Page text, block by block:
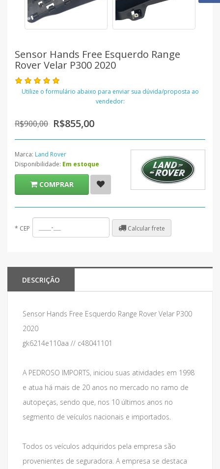
Sensor Hands Free Esquerdo Range
Rover Velar P300 2020
Utilize o formulário abaixo para enviar sua dúvida/proposta ao
vendedor:
R$900,00 R$855,00
Marca: Land Rover
Disponibilidade: Em estoque
COMPRAR
* CEP Calcular frete
DESCRIÇÃO
Sensor Hands Free Esquerdo Range Rover Velar P300
2020
gk6214e110aa // c48041101
A PEDROSO IMPORTS, iniciou suas atividades em 1998
e atua há mais de 20 anos no mercado no ramo de
autopeças, sendo que, nos 10 últimos anos no
segmento de veículos nacionais e importados.
Todos os veículos adquiridos pela empresa são
provenientes de seguradora. A empresa se destaca